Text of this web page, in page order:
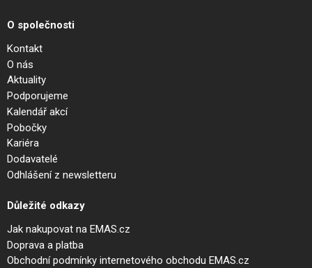
O společnosti
Kontakt
O nás
Aktuality
Podporujeme
Kalendář akcí
Pobočky
Kariéra
Dodavatelé
Odhlášení z newsletteru
Důležité odkazy
Jak nakupovat na EMAS.cz
Doprava a platba
Obchodní podmínky internetového obchodu EMAS.cz